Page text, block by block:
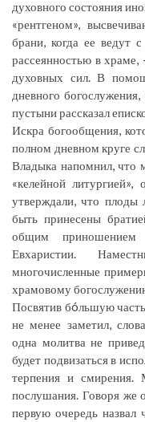
духовного состояния
«рентгеном»,
брани, когда ее ведут
рассеянностью в храме,
духовных сил. В
дневного
пустыни рассказал
Искра богообщения,
полном дневном круге
Владыка напомнил, что
«келейной литургией»,
утверждали, что плоды
быть принесены
общим приношением
Евхаристии.
многочисленные
храмовому
Посвятив бóльшую
не менее заметил,
одна молитва не
будет подвизаться в
терпения и смирения.
послушания. Говоря же
первую очередь